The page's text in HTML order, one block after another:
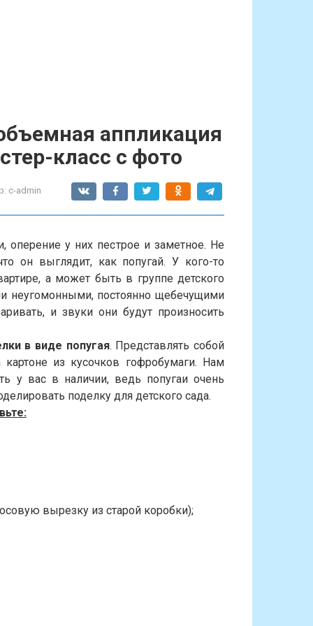
аппликация
класс с фото
c-admin
оперение у них пестрое и заметное. Не
он выглядит, как попугай. У кого-то
а может быть в группе детского
неугомонными, постоянно щебечущими
и звуки они будут произносить
в виде попугая. Представлять собой
из кусочков гофробумаги. Нам
у вас в наличии, ведь попугаи очень
поделку для детского сада.
вырезку из старой коробки);